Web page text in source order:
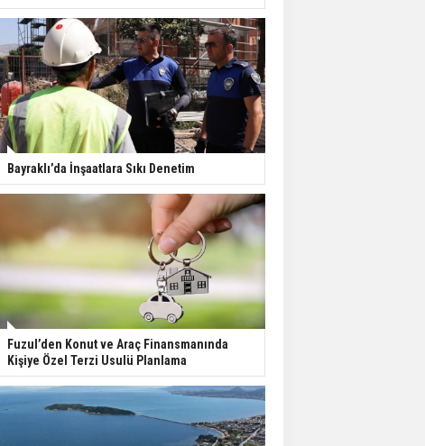
Öne Çıkıyor
TOKİ'nin Kiralık Sosyal
Konut Modeli Kiraları
Düşürür Mü?
İkinci El Konut Fiyatları
İspanya'da Bir Yılda
Yüzde 16,2 Arttı
Konut Satışları Güçlü
Seyrini Korudu Yabancıya
Satış Geriledi
Bayraklı’da İnşaatlara Sıkı Denetim
Fuzul’den Konut ve Araç Finansmanında
Kişiye Özel Terzi Usulü Planlama